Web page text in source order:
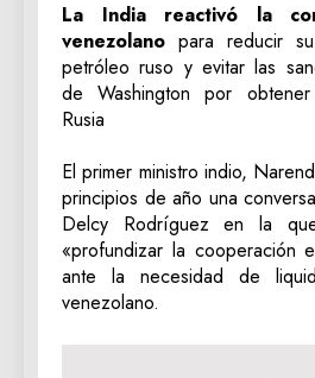
La India reactivó la
venezolano para reducir
petróleo ruso y evitar las
de Washington por
Rusia
El primer ministro indio,
principios de año una
Delcy Rodríguez en la
«profundizar la cooperación
ante la necesidad de
venezolano.